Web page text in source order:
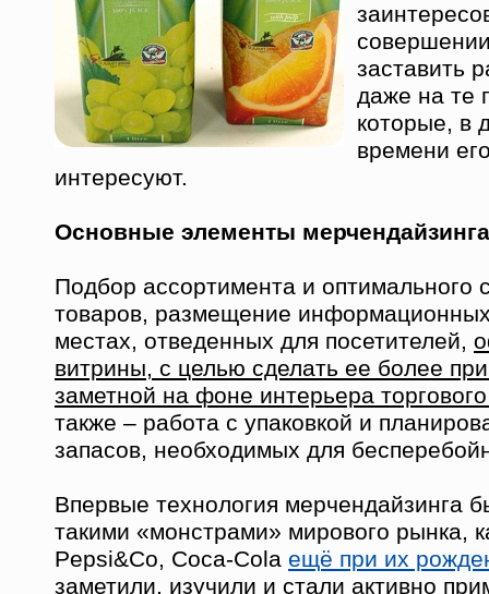
заставить
даже на те
которые, в
времени
интересуют.
Основные элементы
Подбор ассортимента и оптимального
товаров, размещение
местах, отведенных для посетителей,
витрины, с целью сделать ее более
заметной на фоне интерьера
также – работа с упаковкой и
запасов, необходимых для
Впервые технология мерчендайзинга
такими «монстрами» мирового рынка,
Pepsi&Co, Coca-Cola ещё при их
заметили, изучили и стали активно